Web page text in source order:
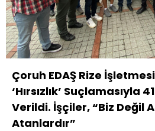
Çoruh EDAŞ Rize
‘Hırsızlık’ Suçlamasıyla
Verildi. İşçiler, “Biz Değil
Atanlardır”